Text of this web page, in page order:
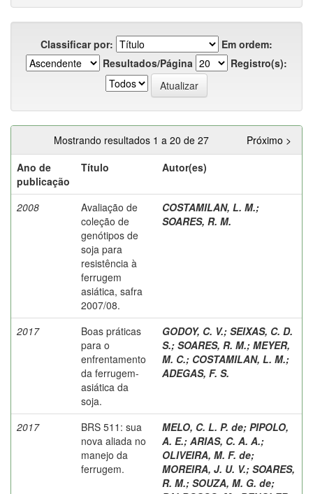
Classificar por:
Em ordem:
Resultados/Página
Registro(s):
Mostrando resultados 1 a 20 de 27
Próximo >
Ano de
publicação
Título Autor(es)
2008
Avaliação de
coleção de
genótipos de
soja para
resistência à
ferrugem
asiática, safra
2007/08.
COSTAMILAN, L. M.;
SOARES, R. M.
2017
Boas práticas
para o
enfrentamento
da ferrugem-
asiática da
soja.
GODOY, C. V.; SEIXAS, C. D.
S.; SOARES, R. M.; MEYER,
M. C.; COSTAMILAN, L. M.;
ADEGAS, F. S.
2017
BRS 511: sua
nova aliada no
manejo da
ferrugem.
MELO, C. L. P. de; PIPOLO,
A. E.; ARIAS, C. A. A.;
OLIVEIRA, M. F. de;
MOREIRA, J. U. V.; SOARES,
R. M.; SOUZA, M. G. de;